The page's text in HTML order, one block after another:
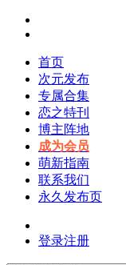
首页
次元发布
专属合集
恋之特刊
博主阵地
成为会员
萌新指南
联系我们
永久发布页
登录注册